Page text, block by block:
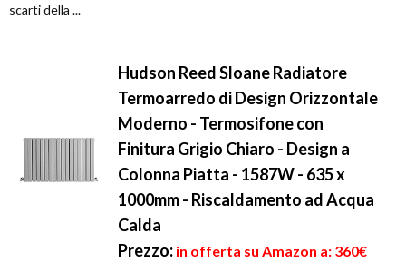
scarti della ...
Hudson Reed Sloane Radiatore
Termoarredo di Design Orizzontale
Moderno - Termosifone con
Finitura Grigio Chiaro - Design a
Colonna Piatta - 1587W - 635 x
1000mm - Riscaldamento ad Acqua
Calda
Prezzo: in offerta su Amazon a: 360€